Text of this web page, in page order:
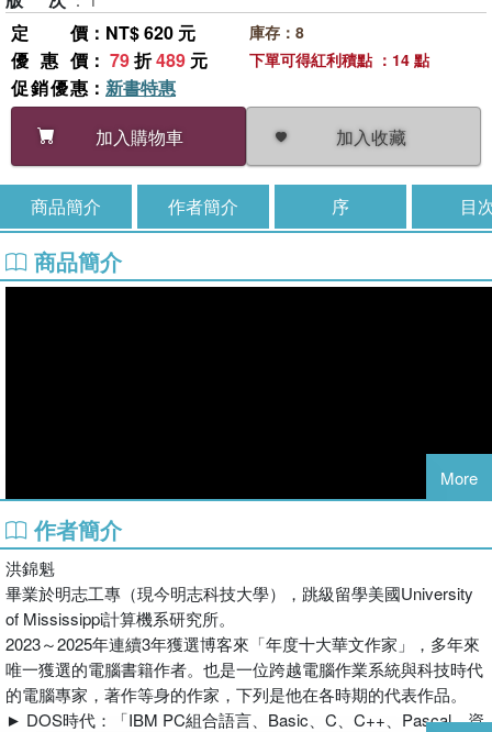
定價 ：NT$ 620 元
優惠價 ： 79折489 元
促銷優惠 ： 新書特惠
加入購物車
加入收藏
庫存：8
下單可得紅利積點 ：14 點
商品簡介 作者簡介 序 目
商品簡介
More
作者簡介
洪錦魁
畢業於明志工專（現今明志科技大學），跳級留學美國University
of Mississippi計算機系研究所。
2023～2025年連續3年獲選博客來「年度十大華文作家」，多年來
唯一獲選的電腦書籍作者。也是一位跨越電腦作業系統與科技時代
的電腦專家，著作等身的作家，下列是他在各時期的代表作品。
► DOS時代：「IBM PC組合語言、Basic、C、C++、Pascal、資